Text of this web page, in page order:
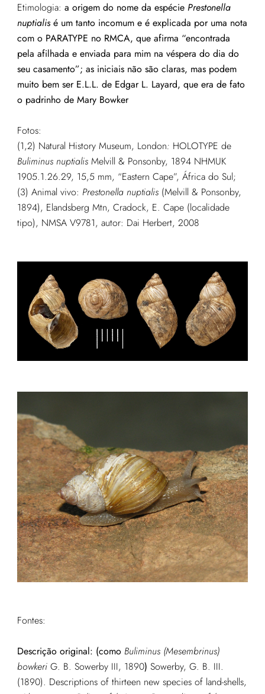
Etimologia: a origem do nome da espécie Prestonella
nuptialisé um tanto incomum e é explicada por uma nota
com o PARATYPE no RMCA, que afirma “encontrada
pela afilhada e enviada para mim na véspera do dia do
seu casamento”; as iniciais não são claras, mas podem
muito bem ser E.L.L. de Edgar L. Layard, que era de fato
o padrinho de Mary Bowker
Fotos:
(1,2) Natural History Museum, London: HOLOTYPE de
Buliminus nuptialisMelvill & Ponsonby, 1894 NHMUK
1905.1.26.29, 15,5 mm, “Eastern Cape”, África do Sul;
(3) Animal vivo: Prestonella nuptialis(Melvill & Ponsonby,
1894), Elandsberg Mtn, Cradock, E. Cape (localidade
tipo), NMSA V9781, autor: Dai Herbert, 2008
Fontes:
Descrição original: (como Buliminus (Mesembrinus)
bowkeriG. B. Sowerby III, 1890) Sowerby, G. B. III.
(1890). Descriptions of thirteen new species of land-shells,